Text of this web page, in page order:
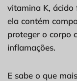
vitamina K, ácido
ela contém
proteger o corpo
inflamações.
E sabe o que